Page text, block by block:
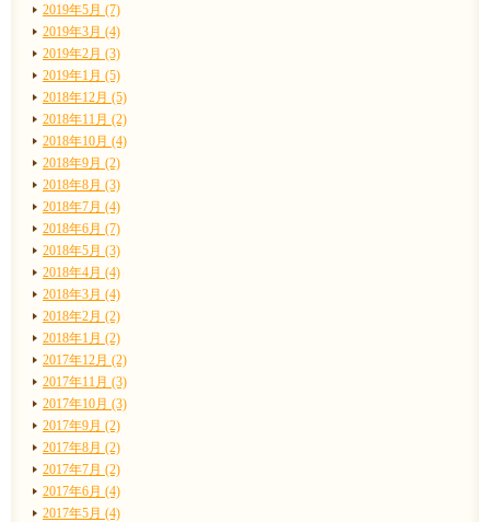
2019年5月 (7)
2019年3月 (4)
2019年2月 (3)
2019年1月 (5)
2018年12月 (5)
2018年11月 (2)
2018年10月 (4)
2018年9月 (2)
2018年8月 (3)
2018年7月 (4)
2018年6月 (7)
2018年5月 (3)
2018年4月 (4)
2018年3月 (4)
2018年2月 (2)
2018年1月 (2)
2017年12月 (2)
2017年11月 (3)
2017年10月 (3)
2017年9月 (2)
2017年8月 (2)
2017年7月 (2)
2017年6月 (4)
2017年5月 (4)